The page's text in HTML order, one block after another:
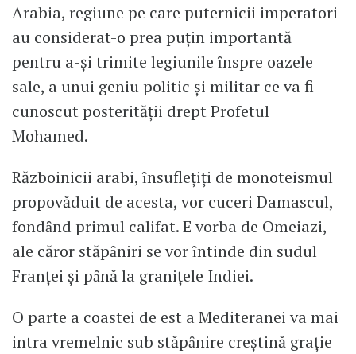
Arabia, regiune pe care puternicii imperatori
au considerat-o prea puţin importantă
pentru a-şi trimite legiunile ȋnspre oazele
sale, a unui geniu politic şi militar ce va fi
cunoscut posterităţii drept Profetul
Mohamed.
Războinicii arabi, ȋnsufleţiţi de monoteismul
propovăduit de acesta, vor cuceri Damascul,
fondȃnd primul califat. E vorba de Omeiazi,
ale căror stăpȃniri se vor ȋntinde din sudul
Franţei şi pȃnă la graniţele Indiei.
O parte a coastei de est a Mediteranei va mai
intra vremelnic sub stăpȃnire creştină graţie